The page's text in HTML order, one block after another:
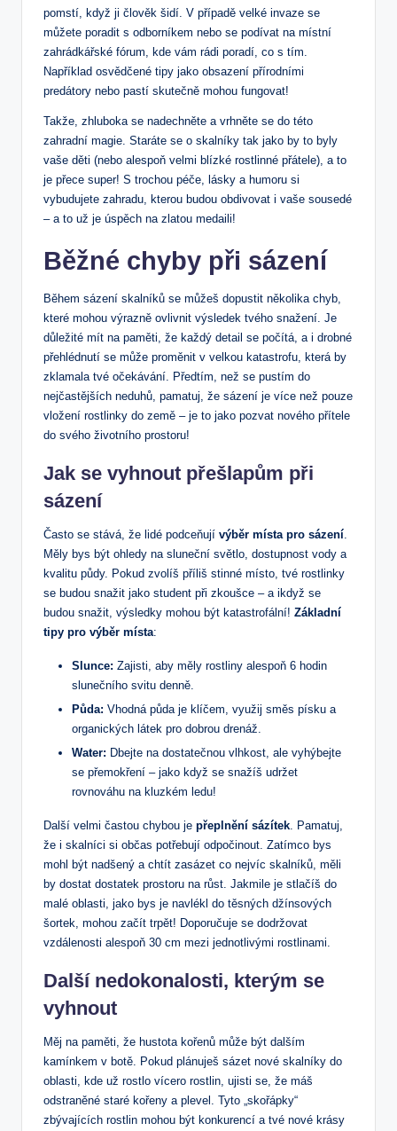
pomstí, když ji člověk šidí. V případě velké invaze se
můžete poradit s odborníkem nebo se podívat na místní
zahrádkářské fórum, kde vám rádi poradí, co s tím.
Například osvědčené tipy jako obsazení přírodními
predátory nebo pastí skutečně mohou fungovat!
Takže, zhluboka se nadechněte a vrhněte se do této
zahradní magie. Staráte se o skalníky tak jako by to byly
vaše děti (nebo alespoň velmi blízké rostlinné přátele), a to
je přece super! S trochou péče, lásky a humoru si
vybudujete zahradu, kterou budou obdivovat i vaše sousedé
– a to už je úspěch na zlatou medaili!
Běžné chyby při sázení
Během sázení skalníků se můžeš dopustit několika chyb,
které mohou výrazně ovlivnit výsledek tvého snažení. Je
důležité mít na paměti, že každý detail se počítá, a i drobné
přehlédnutí se může proměnit v velkou katastrofu, která by
zklamala tvé očekávání. Předtím, než se pustím do
nejčastějších neduhů, pamatuj, že sázení je více než pouze
vložení rostlinky do země – je to jako pozvat nového přítele
do svého životního prostoru!
Jak se vyhnout přešlapům při
sázení
Často se stává, že lidé podceňují výběr místa pro sázení
Měly bys být ohledy na sluneční světlo, dostupnost vody a
kvalitu půdy. Pokud zvolíš příliš stinné místo, tvé rostlinky
se budou snažit jako student při zkoušce – a ikdyž se
budou snažit, výsledky mohou být katastrofální! Základní
tipy pro výběr místa:
Slunce: Zajisti, aby měly rostliny alespoň 6 hodin
slunečního svitu denně.
Půda: Vhodná půda je klíčem, využij směs písku a
organických látek pro dobrou drenáž.
Water: Dbejte na dostatečnou vlhkost, ale vyhýbejte
se přemokření – jako když se snažíš udržet
rovnováhu na kluzkém ledu!
Další velmi častou chybou je přeplnění sázítek. Pamatuj,
že i skalníci si občas potřebují odpočinout. Zatímco bys
mohl být nadšený a chtít zasázet co nejvíc skalníků, měli
by dostat dostatek prostoru na růst. Jakmile je stlačíš do
malé oblasti, jako bys je navlékl do těsných džínsových
šortek, mohou začít trpět! Doporučuje se dodržovat
vzdálenosti alespoň 30 cm mezi jednotlivými rostlinami.
Další nedokonalosti, kterým se
vyhnout
Měj na paměti, že hustota kořenů může být dalším
kamínkem v botě. Pokud plánuješ sázet nové skalníky do
oblasti, kde už rostlo vícero rostlin, ujisti se, že máš
odstraněné staré kořeny a plevel. Tyto „skořápky“
zbývajících rostlin mohou být konkurencí a tvé nové krásy